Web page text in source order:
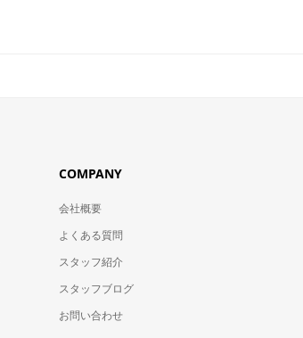
COMPANY
会社概要
よくある質問
スタッフ紹介
スタッフブログ
お問い合わせ